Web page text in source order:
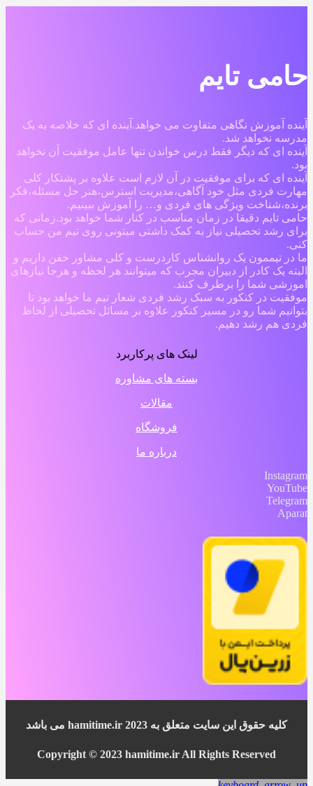
حامی تایم
آینده آموزش نگاهی متفاوت می خواهد.آینده ای که خلاصه به یک
مدرسه نخواهد شد.
آینده ای که دیگر فقط درس خواندن تنها عامل موفقیت آن نخواهد
بود.
آینده ای که برای موفقیت در آن لازم است علاوه بر پشتکار کلی
مهارت فردی مثل خود آگاهی،مدیریت استرس،هنر حل مسئله،فکر
برنده،شناخت ویژگی های فردی و… را آموزش ببینیم.
حامی تایم دقیقا در زمان مناسب در کنار شما خواهد بود.زمانی که
برای رشد تحصیلی نیاز به کمک داشتی میتونی روی تیم من حساب
کنی.
ما در تیممون یک روانشناس کاردرست و کلی مشاور خفن داریم و
البته یک کادر از دبیران مجرب که میتوانند هر لحظه و هرجا نیازهای
اموزشی شما را برطرف کنند.
موفقیت در کنکور به سبک رشد فردی شعار تیم ما خواهد بود تا
بتوانیم شما رو در مسیر کنکور علاوه بر مسائل تحصیلی از لحاظ
فردی هم رشد دهیم.
لینک های پرکاربرد
بسته های مشاوره
مقالات
فروشگاه
درباره ما
Instagram
YouTube
Telegram
Aparat
کلیه حقوق این سایت متعلق به 2023 hamitime.ir می باشد
Copyright © 2023 hamitime.ir All Rights Reserved